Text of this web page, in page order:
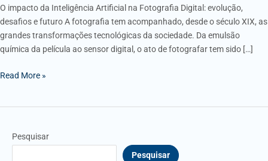
O impacto da Inteligência Artificial na Fotografia Digital: evolução,
desafios e futuro A fotografia tem acompanhado, desde o século XIX, as
grandes transformações tecnológicas da sociedade. Da emulsão
química da película ao sensor digital, o ato de fotografar tem sido […]
Read More »
Pesquisar
Pesquisar